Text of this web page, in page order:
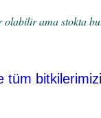
ama stokta
tüm